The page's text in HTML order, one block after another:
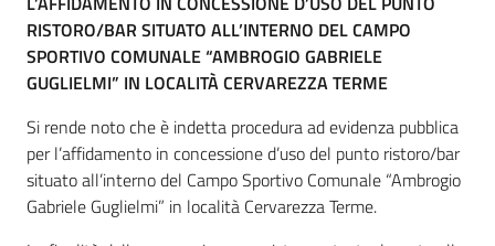
RISTORO/BAR SITUATO ALL’INTERNO DEL CAMPO
SPORTIVO COMUNALE“AMBROGIO GABRIELE
GUGLIELMI” IN LOCALITÀ CERVAREZZA TERME
Si rende noto che è indetta procedura ad evidenza pubblica
per l’affidamento in concessione d’uso del punto ristoro/bar
situato all’interno del Campo Sportivo Comunale “Ambrogio
Gabriele Guglielmi” in località Cervarezza Terme.